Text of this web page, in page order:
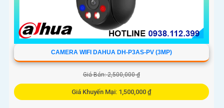
CAMERA WIFI DAHUA DH-P3AS-PV (3MP)
Giá Bán: 2,500,000 ₫
Giá Khuyến Mại: 1,500,000 ₫